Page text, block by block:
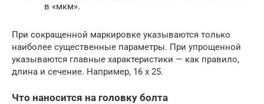
в «мкм».
При сокращенной маркировке указываются только
наиболее существенные параметры. При упрощенной
указываются главные характеристики — как правило,
длина и сечение. Например, 16 х 25.
Что наносится на головку болта